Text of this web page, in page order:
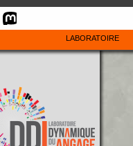
LABORATOIRE